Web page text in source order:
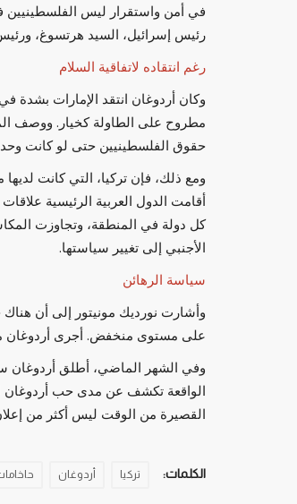
في أمن واستقرار ليس الفلسطينيين
رئيس إسرائيل، السيد هرتسوغ، ورئيس
رغم انتقاده لاتفاقية السلام
وكان أردوغان انتقد الإمارات بشدة
مطروح على الطاولة كخيار. ووصف
حقوق الفلسطينيين حتى لو كانت
ومع ذلك، فإن تركيا، التي كانت
أقامت الدول العربية الرئيسية
كل دولة في المنطقة، وتجاوزت
الأجنبي إلى تغيير سياستها.
سياسة الرهائن
وأشارت نورديك مونيتور إلى أن
على مستوى منخفض. أجرى أردوغان
وفي الشهر الماضي، أطلق أردوغان
الواقعة تكشف عن مدى حب أردوغان
القصيرة من الوقت ليس أكثر من
الكلمات: تركيا أردوغان